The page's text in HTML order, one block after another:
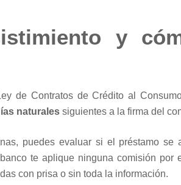
y
de Contratos de Crédito al
naturales siguientes a la firma del
puedes evaluar si el préstamo se
te aplique ninguna comisión por
con prisa o sin toda la información.